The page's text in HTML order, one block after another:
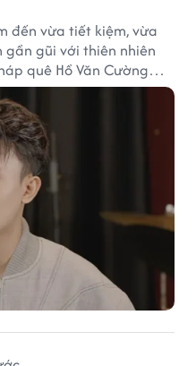
đến vừa tiết kiệm, vừa
gũi với thiên nhiên
quê Hồ Văn Cường
nhắc.